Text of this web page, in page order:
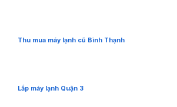
Thu mua máy lạnh cũ Bình Thạnh
Lắp máy lạnh Quận 3